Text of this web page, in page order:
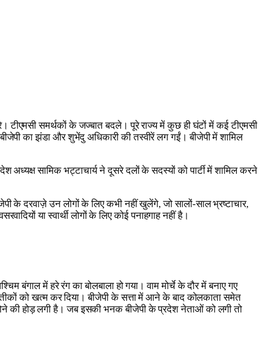
टीएमसी समर्थकों के जज्बात बदले। पूरे राज्य में कुछ ही घंटों में कई टीएमसी
का झंडा और शुभेंदु अधिकारी की तस्वीरें लग गईं। बीजेपी में शामिल
अध्यक्ष सामिक भट्टाचार्य ने दूसरे दलों के सदस्यों को पार्टी में शामिल करने
के दरवाज़े उन लोगों के लिए कभी नहीं खुलेंगे, जो सालों-साल भ्रष्टाचार,
या स्वार्थी लोगों के लिए कोई पनाहगाह नहीं है।
बंगाल में हरे रंग का बोलबाला हो गया। वाम मोर्चे के दौर में बनाए गए
को खत्म कर दिया। बीजेपी के सत्ता में आने के बाद कोलकाता समेत
की होड़ लगी है। जब इसकी भनक बीजेपी के प्रदेश नेताओं को लगी तो